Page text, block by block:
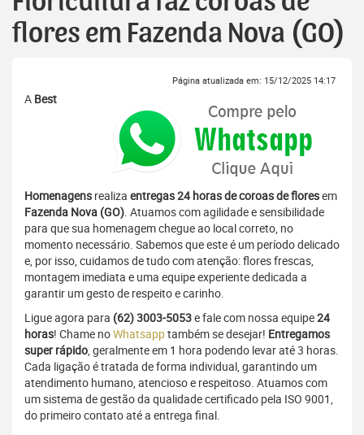
flores em Fazenda Nova (GO)
Página atualizada em: 15/12/2025 14:17
A Best
Homenagens realiza entregas 24 horas de coroas de floresem
Fazenda Nova (GO). Atuamos com agilidade e sensibilidade
para que sua homenagem chegue ao local correto, no
momento necessário. Sabemos que este é um período delicado
e, por isso, cuidamos de tudo com atenção: flores frescas,
montagem imediata e uma equipe experiente dedicada a
garantir um gesto de respeito e carinho.
Ligue agora para (62) 3003-5053e fale com nossa equipe24
horas! Chame noWhatsapptambém se desejar! Entregamos
super rápido, geralmente em 1 hora podendo levar até 3 horas.
Cada ligação é tratada de forma individual, garantindo um
atendimento humano, atencioso e respeitoso. Atuamos com
um sistema de gestão da qualidade certificado pela ISO 9001,
do primeiro contato até a entrega final.